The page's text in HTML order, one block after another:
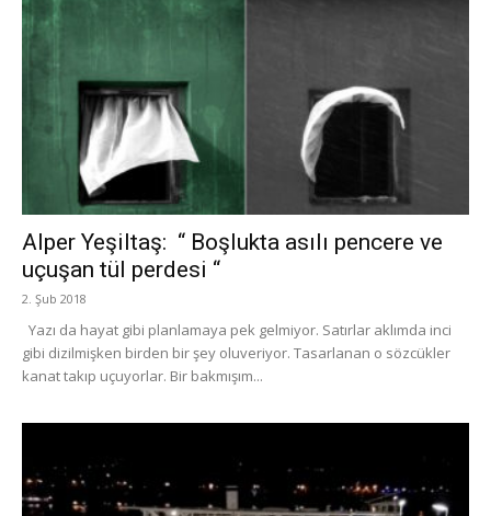
Alper Yeşiltaş: “ Boşlukta asılı pencere ve
uçuşan tül perdesi “
2. Şub 2018
Yazı da hayat gibi planlamaya pek gelmiyor. Satırlar aklımda inci
gibi dizilmişken birden bir şey oluveriyor. Tasarlanan o sözcükler
kanat takıp uçuyorlar. Bir bakmışım...